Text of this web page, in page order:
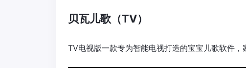
贝瓦儿歌（TV）
TV电视版一款专为智能电视打造的宝宝儿歌软件，